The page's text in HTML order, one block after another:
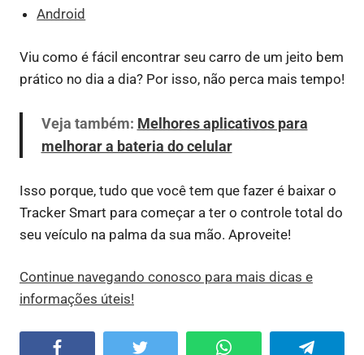
Android
Viu como é fácil encontrar seu carro de um jeito bem
prático no dia a dia? Por isso, não perca mais tempo!
Veja também: Melhores aplicativos para
melhorar a bateria do celular
Isso porque, tudo que você tem que fazer é baixar o
Tracker Smart para começar a ter o controle total do
seu veículo na palma da sua mão. Aproveite!
Continue navegando conosco para mais dicas e
informações úteis!
Twitter WhatsApp Telegram